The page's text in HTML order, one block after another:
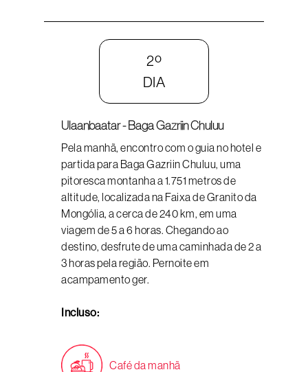
2º
DIA
Ulaanbaatar - Baga Gazriin Chuluu
Pela manhã, encontro com o guia no hotel e
partida para Baga Gazriin Chuluu, uma
pitoresca montanha a 1.751 metros de
altitude, localizada na Faixa de Granito da
Mongólia, a cerca de 240 km, em uma
viagem de 5 a 6 horas. Chegando ao
destino, desfrute de uma caminhada de 2 a
3 horas pela região. Pernoite em
acampamento ger.
Incluso:
Café da manhã